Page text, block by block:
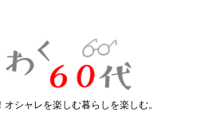
シャレを楽しむ暮らしを楽しむ。